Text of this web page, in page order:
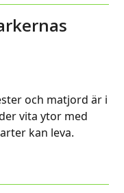
och matjord är i
vita ytor med
kan leva.